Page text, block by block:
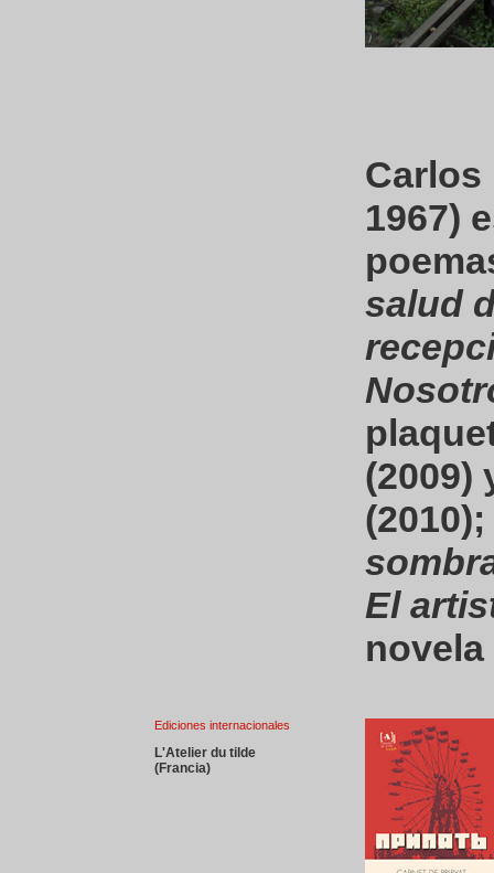
Carlos
1967)
salud
(2009)
El
novela
Ediciones internacionales
L'Atelier du tilde
(Francia)